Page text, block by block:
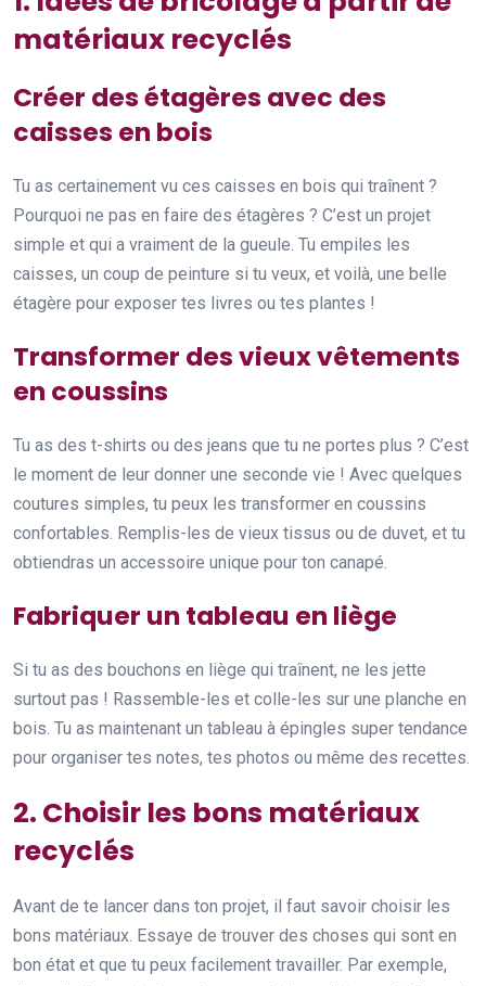
matériaux recyclés
Créer des étagères avec des
caisses en bois
Tu as certainement vu ces caisses en bois qui traînent ?
Pourquoi ne pas en faire des étagères ? C’est un projet
simple et qui a vraiment de la gueule. Tu empiles les
caisses, un coup de peinture si tu veux, et voilà, une belle
étagère pour exposer tes livres ou tes plantes !
Transformer des vieux vêtements
en coussins
Tu as des t-shirts ou des jeans que tu ne portes plus ? C’est
le moment de leur donner une seconde vie ! Avec quelques
coutures simples, tu peux les transformer en coussins
confortables. Remplis-les de vieux tissus ou de duvet, et tu
obtiendras un accessoire unique pour ton canapé.
Fabriquer un tableau en liège
Si tu as des bouchons en liège qui traînent, ne les jette
surtout pas ! Rassemble-les et colle-les sur une planche en
bois. Tu as maintenant un tableau à épingles super tendance
pour organiser tes notes, tes photos ou même des recettes.
2. Choisir les bons matériaux
recyclés
Avant de te lancer dans ton projet, il faut savoir choisir les
bons matériaux. Essaye de trouver des choses qui sont en
bon état et que tu peux facilement travailler. Par exemple,